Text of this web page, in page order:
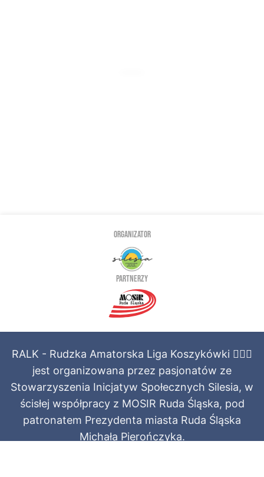
ORGANIZATOR
PARTNERZY
RALK - Rudzka Amatorska Liga Koszykówki ⛹🏻‍♂️
jest organizowana przez pasjonatów ze
Stowarzyszenia Inicjatyw Społecznych Silesia, w
ścisłej współpracy z MOSIR Ruda Śląska, pod
patronatem Prezydenta miasta Ruda Śląska
Michała Pierończyka.